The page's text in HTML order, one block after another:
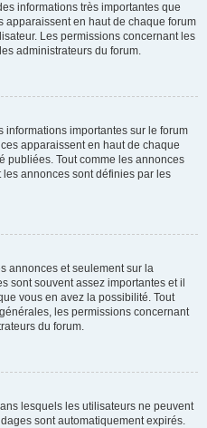
informations très importantes que
apparaissent en haut de chaque forum
Les permissions concernant les
administrateurs du forum.
informations importantes sur le forum
apparaissent en haut de chaque
publiées. Tout comme les annonces
annonces sont définies par les
annonces et seulement sur la
sont souvent assez importantes et il
vous en avez la possibilité. Tout
les permissions concernant
du forum.
lesquels les utilisateurs ne peuvent
sont automatiquement expirés.